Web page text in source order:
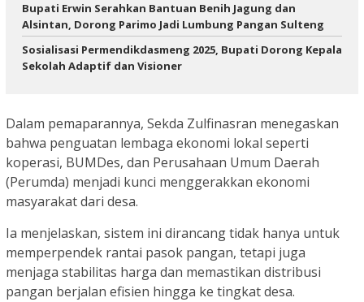
Bupati Erwin Serahkan Bantuan Benih Jagung dan
Alsintan, Dorong Parimo Jadi Lumbung Pangan Sulteng
Sosialisasi Permendikdasmeng 2025, Bupati Dorong Kepala
Sekolah Adaptif dan Visioner
Dalam pemaparannya, Sekda Zulfinasran menegaskan
bahwa penguatan lembaga ekonomi lokal seperti
koperasi, BUMDes, dan Perusahaan Umum Daerah
(Perumda) menjadi kunci menggerakkan ekonomi
masyarakat dari desa.
Ia menjelaskan, sistem ini dirancang tidak hanya untuk
memperpendek rantai pasok pangan, tetapi juga
menjaga stabilitas harga dan memastikan distribusi
pangan berjalan efisien hingga ke tingkat desa.